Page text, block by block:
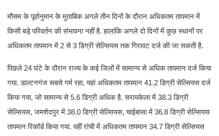
मौसम के पूर्वानुमान के मुताबिक अगले तीन दिनों के दौरान अधिकतम तापमान में
किसी बड़े परिवर्तन की संभावना नहीं है. हालांकि अगले दो दिनों में कुछ स्थानों पर
अधिकतम तापमान में 2 से 3 डिग्री सेल्सियस तक गिरावट दर्ज की जा सकती है.
पिछले 24 घंटे के दौरान राज्य के कई जिलों में सामान्य से अधिक तापमान दर्ज किया
गया. डाल्टनगंज सबसे गर्म रहा, यहां अधिकतम तापमान 41.2 डिग्री सेल्सियस दर्ज
किया गया, जो सामान्य से 5.6 डिग्री अधिक है. सरायकेला में 38.3 डिग्री
सेल्सियस, जमशेदपुर में 38.0 डिग्री सेल्सियस, चाईबासा में 36.8 डिग्री सेल्सियस
तापमान रिकॉर्ड किया गया. वहीं रांची में अधिकतम तापमान 34.7 डिग्री सेल्सियस